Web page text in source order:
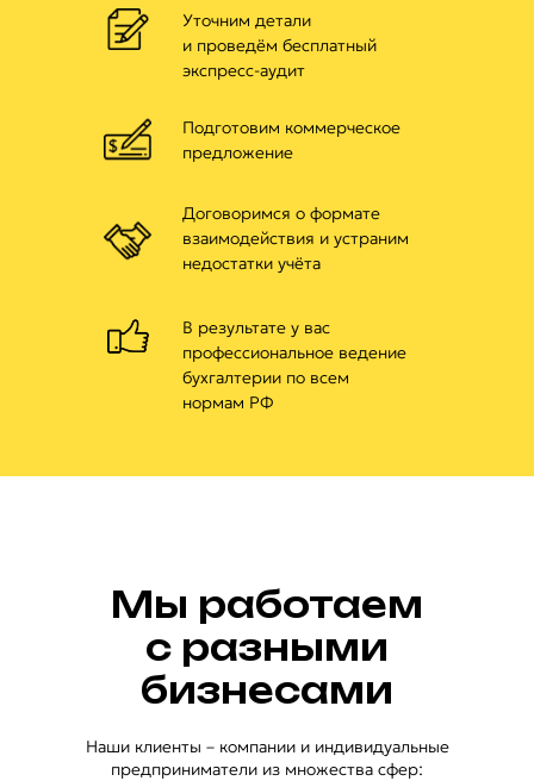
Уточним детали
и проведём бесплатный
экспресс-аудит
Договоримся о формате
взаимодействия и устраним
недостатки учёта
В результате у вас
профессиональное ведение
бухгалтерии по всем
нормам РФ
Подготовим коммерческое
предложение
Мы работаем
с разными
бизнесами
Наши клиенты – компании и индивидуальные
предприниматели из множества сфер: